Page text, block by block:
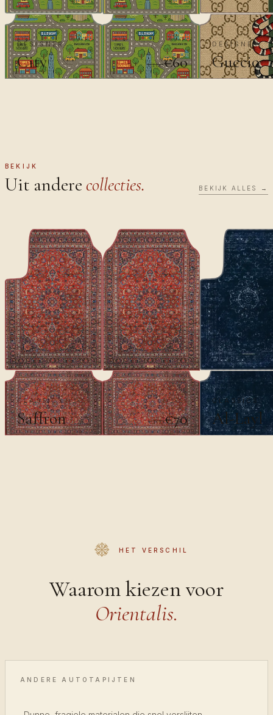
DESIGNER
City €100€60
DESIGNER
Guccio
BEKIJK
Uit anderecollecties. BEKIJK ALLES →
CLASSICS
Saffron €100€70
CLASSICS
Al-Layl
HET VERSCHIL
Waarom kiezen voor
Orientalis.
ANDERE AUTOTAPIJTEN